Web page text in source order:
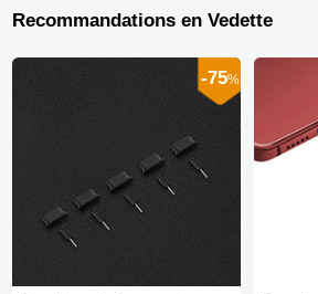
Recommandations en Vedette
-75%